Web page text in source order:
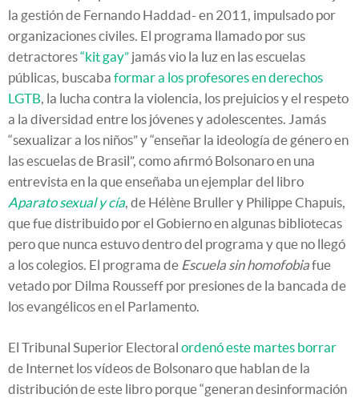
la gestión de Fernando Haddad- en 2011, impulsado por
organizaciones civiles. El programa llamado por sus
detractores“kit gay” jamás vio la luz en las escuelas
públicas, buscaba formar a los profesores en derechos
LGTB , la lucha contra la violencia, los prejuicios y el respeto
a la diversidad entre los jóvenes y adolescentes. Jamás
“sexualizar a los niños” y “enseñar la ideología de género en
las escuelas de Brasil”, como afirmó Bolsonaro en una
entrevista en la que enseñaba un ejemplar del libro
Aparato sexual y cía , de Hélène Bruller y Philippe Chapuis,
que fue distribuido por el Gobierno en algunas bibliotecas
pero que nunca estuvo dentro del programa y que no llegó
a los colegios. El programa de Escuela sin homofobiafue
vetado por Dilma Rousseff por presiones de la bancada de
los evangélicos en el Parlamento.
El Tribunal Superior Electoral ordenó este martes borrar
de Internet los vídeos de Bolsonaro que hablan de la
distribución de este libro porque “generan desinformación